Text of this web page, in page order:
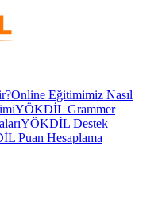
Online Eğitimimiz Nasıl
YÖKDİL Grammer
YÖKDİL Destek
Puan Hesaplama